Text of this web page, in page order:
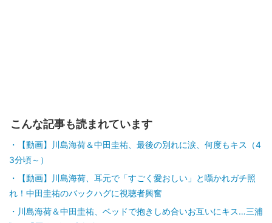
こんな記事も読まれています
【動画】川島海荷＆中田圭祐、最後の別れに涙、何度もキス（4
3分頃～）
【動画】川島海荷、耳元で「すごく愛おしい」と囁かれガチ照
れ！中田圭祐のバックハグに視聴者興奮
川島海荷＆中田圭祐、ベッドで抱きしめ合いお互いにキス…三浦